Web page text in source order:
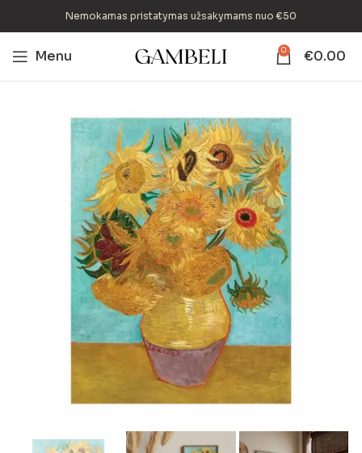
Nemokamas pristatymas užsakymams nuo €50
Menu 0 €0.00